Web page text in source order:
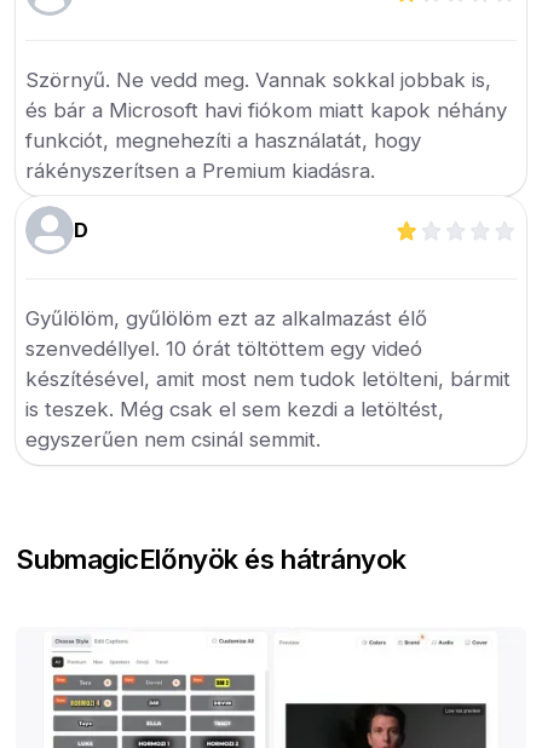
Szörnyű. Ne vedd meg. Vannak sokkal jobbak is,
és bár a Microsoft havi fiókom miatt kapok néhány
funkciót, megnehezíti a használatát, hogy
rákényszerítsen a Premium kiadásra.
D
Gyűlölöm, gyűlölöm ezt az alkalmazást élő
szenvedéllyel. 10 órát töltöttem egy videó
készítésével, amit most nem tudok letölteni, bármit
is teszek. Még csak el sem kezdi a letöltést,
egyszerűen nem csinál semmit.
SubmagicElőnyök és hátrányok